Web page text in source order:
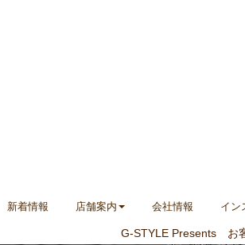
新着情報 店舗案内 会社情報 イン
G-STYLE Presents お